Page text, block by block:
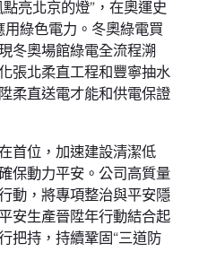
亮北京的燈”，在奧運史
綠色電力。冬奧綠電買
冬奧場館綠電全流程溯
張北柔直工程和豐寧抽水
柔直送電才能和供電保證
首位，加速建設清潔低
保動力平安。公司高質量
動，將專項整治與平安隱
安生產晉陞年行動結合起
把持，持續鞏固“三道防